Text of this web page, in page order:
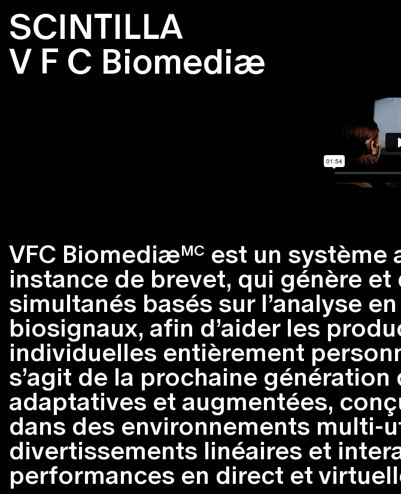
SCINTILLA
V F C Biomediæ
VFC BiomediæMC est un système
instance de brevet, qui génère
simultanés basés sur l’analyse
biosignaux, afin d’aider les
individuelles entièrement
s’agit de la prochaine
adaptatives et augmentées,
dans des environnements multi-
divertissements linéaires et
performances en direct et